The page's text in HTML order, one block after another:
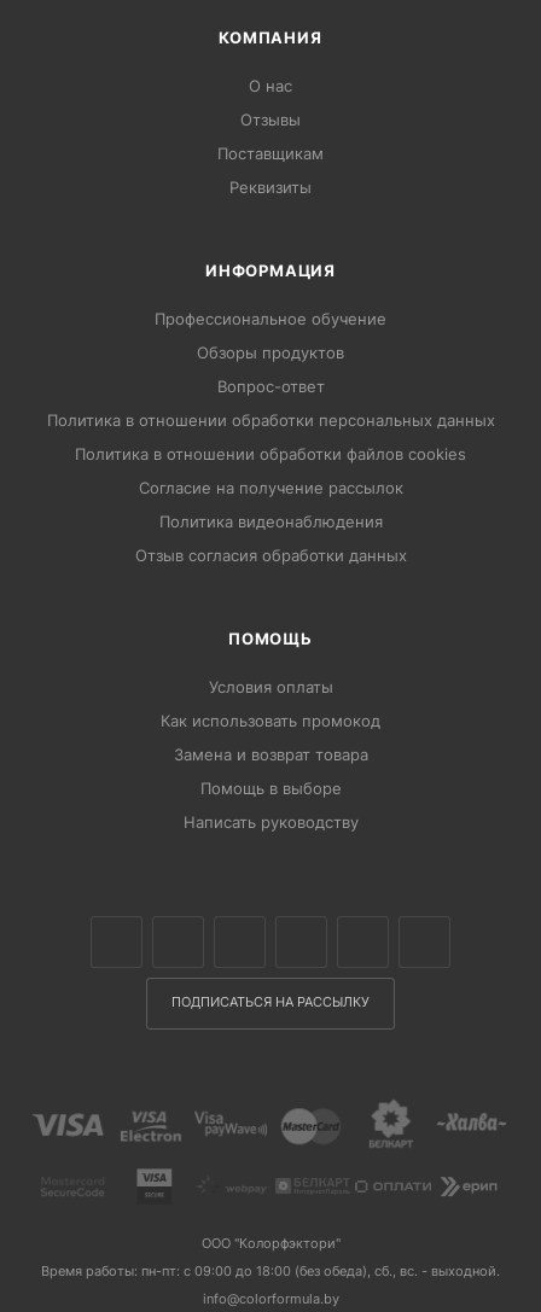
КОМПАНИЯ
О нас
Отзывы
Поставщикам
Реквизиты
ИНФОРМАЦИЯ
Профессиональное обучение
Обзоры продуктов
Вопрос-ответ
Политика в отношении обработки персональных данных
Политика в отношении обработки файлов cookies
Согласие на получение рассылок
Политика видеонаблюдения
Отзыв согласия обработки данных
ПОМОЩЬ
Условия оплаты
Как использовать промокод
Замена и возврат товара
Помощь в выборе
Написать руководству
ПОДПИСАТЬСЯ НА РАССЫЛКУ
ООО "Колорфэктори"
Время работы: пн-пт: с 09:00 до 18:00 (без обеда), сб., вс. - выходной.
info@colorformula.by